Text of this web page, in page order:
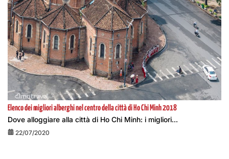
Elenco dei migliori alberghi nel centro della città di Ho Chi Minh 2018
Dove alloggiare alla città di Ho Chi Minh: i migliori...
22/07/2020